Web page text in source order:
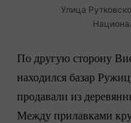
Улица
По другую сторону
находился базар
продавали из
Между прилавками